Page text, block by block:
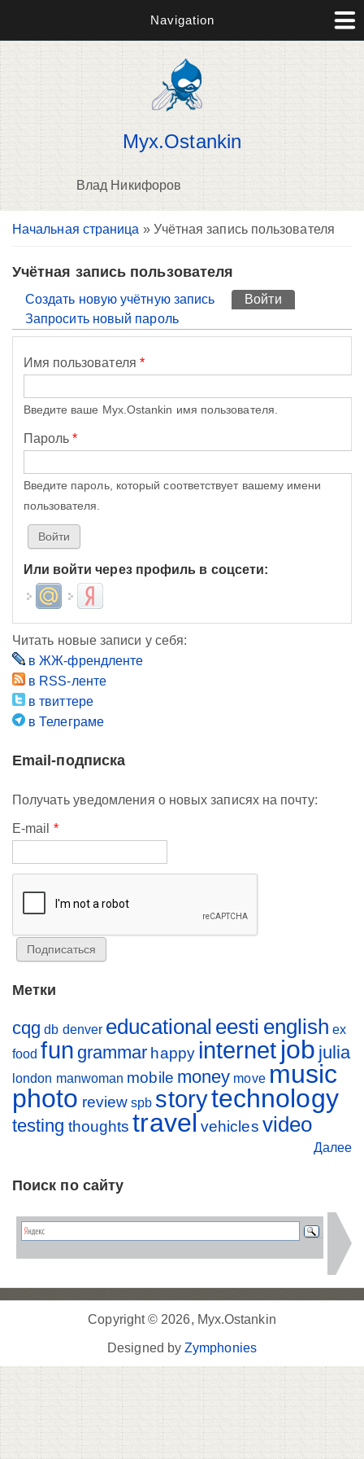
Navigation
Myx.Ostankin
Влад Никифоров
Вы здесь
Начальная страница » Учётная запись пользователя
Учётная запись пользователя
Главные вкладки
Создать новую учётную запись Войти
Запросить новый пароль
Имя пользователя *
Введите ваше Myx.Ostankin имя пользователя.
Пароль*
Введите пароль, который соответствует вашему имени
пользователя.
Или войти через профиль в соцсети:
Login with Mail.ruLogin with Яндекс
Читать новые записи у себя:
в ЖЖ-френдленте
в RSS-ленте
в твиттере
в Телеграме
Email-подписка
Получать уведомления о новых записях на почту:
E-mail *
Метки
cqg db denver educational eesti english ex
food fun grammar happy internet job julia
london manwoman mobile money move music
photo review spb storytechnology
testing thoughts travel vehicles video
Далее
Поиск по сайту
Copyright © 2026, Myx.Ostankin
Designed byZymphonies